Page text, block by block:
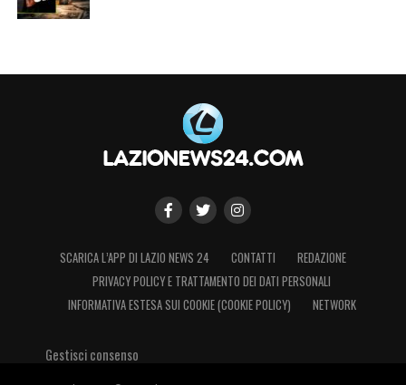
che negli ultimi anni ha vissuto ripetuti
l’intero spogliatoio sono caratteristiche
estremamente apprezzate. Il tecnico
giusta per superare le avversità. La scelta
finale arriverà solamente dopo aver risolto la
delicata situazione in essere.
LA PLAYLIST DELLE NOSTRE TOP NEWS
SCARICA L’APP DI LAZIO NEWS 24 CONTATTI
REDAZIONE
PRIVACY POLICY E TRATTAMENTO DEI DATI PERSONALI
INFORMATIVA ESTESA SUI COOKIE (COOKIE POLICY)
NETWORK
Gestisci consenso